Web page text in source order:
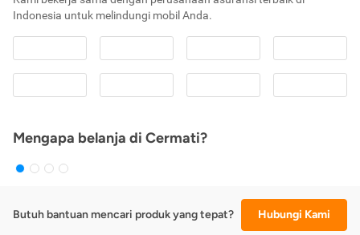
Indonesia untuk melindungi mobil Anda.
Mengapa belanja di Cermati?
Butuh bantuan mencari produk yang tepat? Hubungi Kami